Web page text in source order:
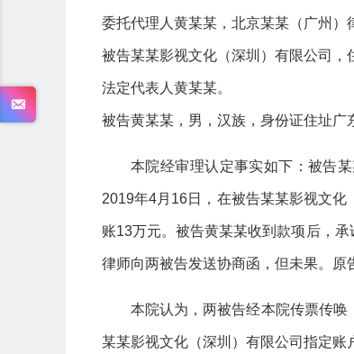
委托代理人黄某某，北京某某（广州）
被告某某影视文化（深圳）有限公司，
法定代表人黄某某。
被告黄某某，男，汉族，身份证住址广
本院经审理认定事实如下：被告
2019年4月16日，在被告某某影视文
账13万元。被告黄某某收到款项后，
律师向两被告发送协商函，但未果。原
本院认为，两被告经本院传票传
某某影视文化（深圳）有限公司指定账